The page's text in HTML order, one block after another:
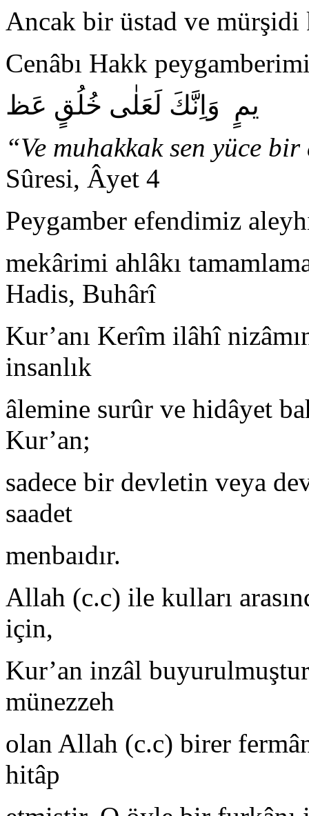
Ancak bir üstad ve
Cenâbı Hakk
يمٍ وَاِنَّكَ لَعَلٰى خُلُقٍ عَظ
“Ve muhakkak sen yüce
Sûresi, Âyet 4
Peygamber efendimiz
mekârimi ahlâkı
Hadis, Buhârî
Kur’anı Kerîm ilâhî
insanlık
âlemine surûr ve hidâyet
Kur’an;
sadece bir devletin veya
saadet
menbaıdır.
Allah (c.c) ile kulları
için,
Kur’an inzâl
münezzeh
olan Allah (c.c) birer
hitâp